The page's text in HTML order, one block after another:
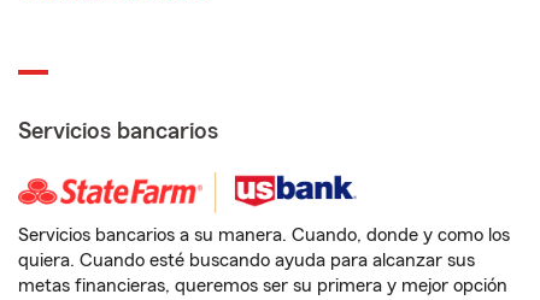
Servicios bancarios
Servicios bancarios a su manera. Cuando, donde y como los
quiera. Cuando esté buscando ayuda para alcanzar sus
metas financieras, queremos ser su primera y mejor opción